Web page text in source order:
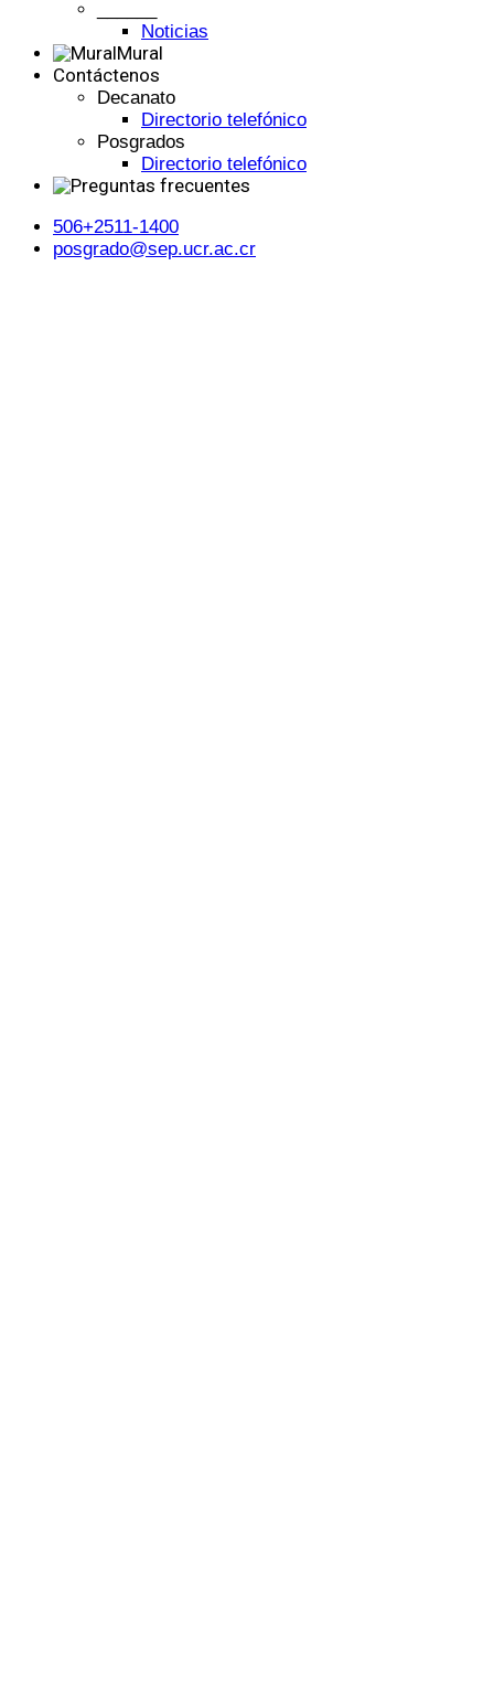
Noticias
Mural
Contáctenos
Decanato
Directorio telefónico
Posgrados
Directorio telefónico
506+2511-1400
posgrado@sep.ucr.ac.cr